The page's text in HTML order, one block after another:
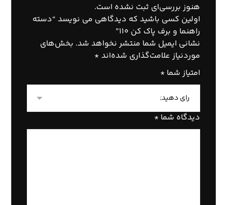
هنوز بررسی‌ای ثبت نشده است.
اولین کسی باشید که دیدگاهی می نویسد “دسته
راهنما و برف پاک کن ۱۱۰”
نشانی ایمیل شما منتشر نخواهد شد. بخش‌های
موردنیاز علامت‌گذاری شده‌اند *
امتیاز شما *
دیدگاه شما *